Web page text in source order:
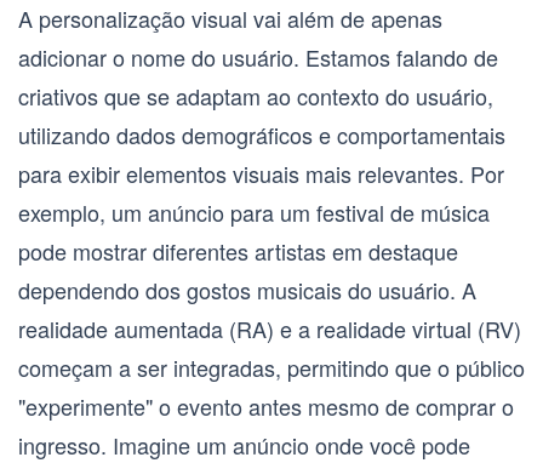
A personalização visual vai além de apenas
adicionar o nome do usuário. Estamos falando de
criativos que se adaptam ao contexto do usuário,
utilizando dados demográficos e comportamentais
para exibir elementos visuais mais relevantes. Por
exemplo, um anúncio para um festival de música
pode mostrar diferentes artistas em destaque
dependendo dos gostos musicais do usuário. A
realidade aumentada (RA) e a realidade virtual (RV)
começam a ser integradas, permitindo que o público
"experimente" o evento antes mesmo de comprar o
ingresso. Imagine um anúncio onde você pode